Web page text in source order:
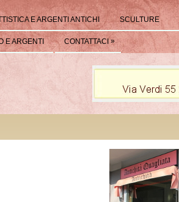
E ARGENTI ANTICHI SCULTURE
E ARGENTI CONTATTACI »